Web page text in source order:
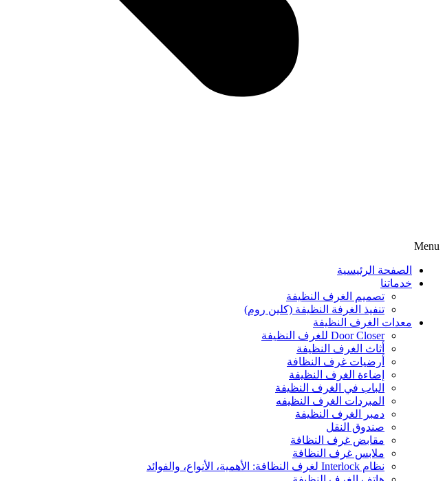
Menu
الصفحة الرئيسية
خدماتنا
تصميم الغرف النظيفة
تنفيذ الغرفة النظيفة (كلين روم)
معدات الغرف النظيفة
Door Closer للغرف النظيفة
أثاث الغرف النظيفة
أرضيات غرف النظافة
إضاءة الغرف النظيفة
الباب في الغرف النظيفة
المبردات الغرف النظیفه
دمبر الغرف النظيفة
صندوق النقل
مقابض غرف النظافة
ملابس غرف النظافة
نظام Interlock لغرف النظافة: الأهمية، الأنواع، والفوائد